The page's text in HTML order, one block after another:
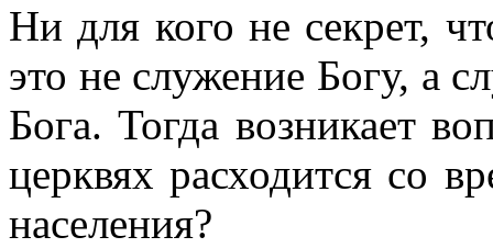
Ни для кого не секрет,
это не служение Богу, а
Бога. Тогда возникает
церквях расходится со
населения?